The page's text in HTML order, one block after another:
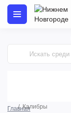
ГлавнаяКалибры